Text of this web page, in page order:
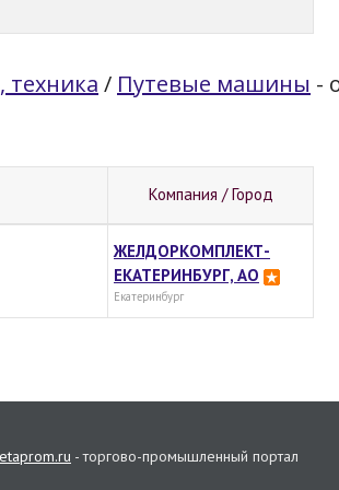
/ Путевые машины -
Компания / Город
ЖЕЛДОРКОМПЛЕКТ-
ЕКАТЕРИНБУРГ, АО
Екатеринбург
- торгово-промышленный портал